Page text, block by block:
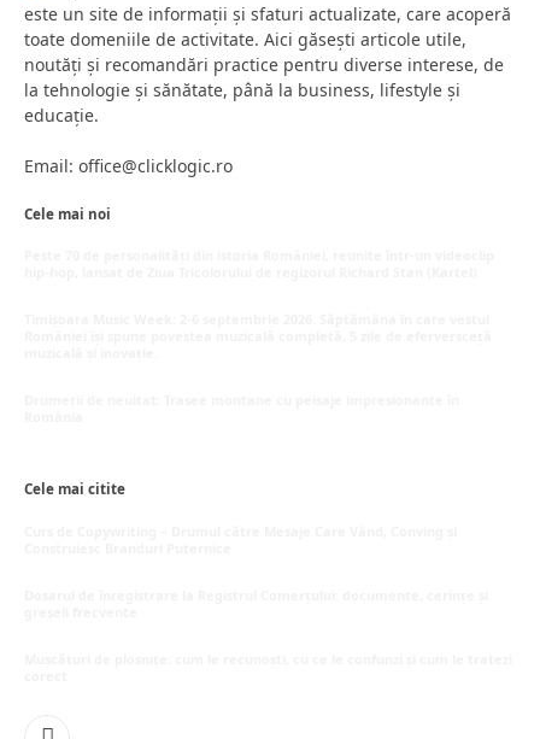
este un site de informații și sfaturi actualizate, care acoperă
toate domeniile de activitate. Aici găsești articole utile,
noutăți și recomandări practice pentru diverse interese, de
la tehnologie și sănătate, până la business, lifestyle și
educație.
Email: office@clicklogic.ro
Cele mai noi
Cele mai citite